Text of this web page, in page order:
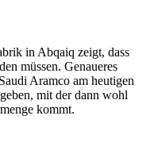
in Abqaiq zeigt, dass
müssen. Genaueres
Aramco am heutigen
mit der dann wohl
kommt.